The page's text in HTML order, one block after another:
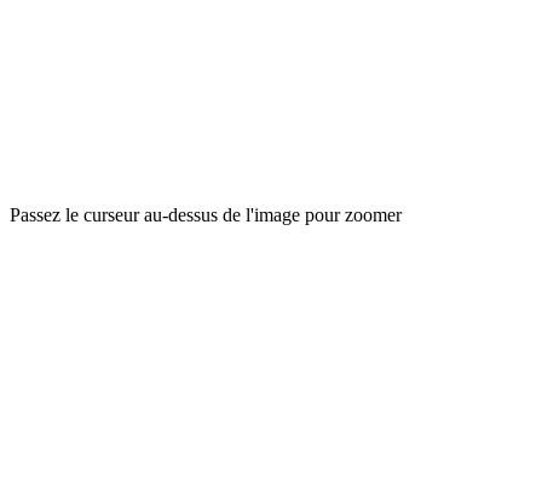
Passez le curseur au-dessus de l'image pour zoomer